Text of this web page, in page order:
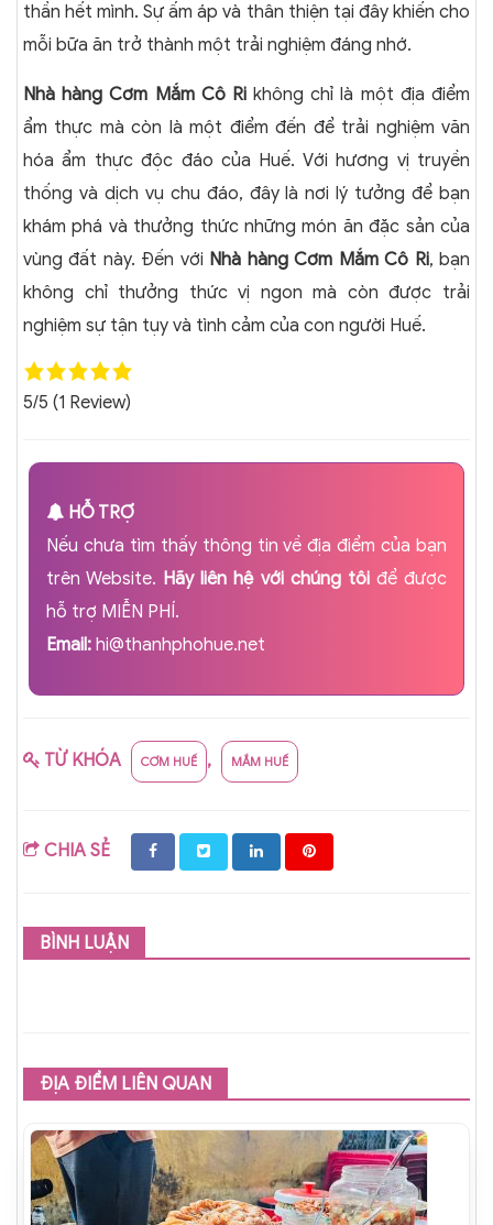
thần hết mình. Sự ấm áp và thân thiện tại đây khiến cho
mỗi bữa ăn trở thành một trải nghiệm đáng nhớ.
Nhà hàng Cơm Mắm Cô Rikhông chỉ là một địa điểm
ẩm thực mà còn là một điểm đến để trải nghiệm văn
hóa ẩm thực độc đáo của Huế. Với hương vị truyền
thống và dịch vụ chu đáo, đây là nơi lý tưởng để bạn
khám phá và thưởng thức những món ăn đặc sản của
vùng đất này. Đến với Nhà hàng Cơm Mắm Cô Ri, bạn
không chỉ thưởng thức vị ngon mà còn được trải
nghiệm sự tận tụy và tình cảm của con người Huế.
5/5 (1 Review)
HỖ TRỢ
Nếu chưa tìm thấy thông tin về địa điểm của bạn
trên Website. Hãy liên hệ với chúng tôiđể được
hỗ trợ MIỄN PHÍ.
Email: hi@thanhphohue.net
TỪ KHÓA CƠM HUẾ , MẮM HUẾ
CHIA SẺ
BÌNH LUẬN
ĐỊA ĐIỂM LIÊN QUAN